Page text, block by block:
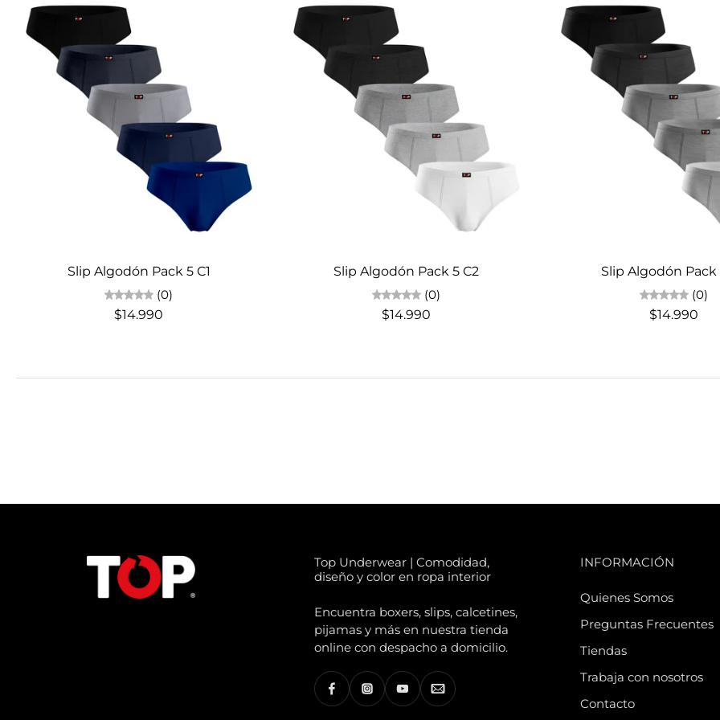
Slip Algodón Pack 5 C1
(0)
$14.990
Slip Algodón Pack 5 C2
(0)
$14.990
Slip Algodón Pack
(0)
$14.990
Top Underwear | Comodidad,
diseño y color en ropa interior
Encuentra boxers, slips, calcetines,
pijamas y más en nuestra tienda
online con despacho a domicilio.
INFORMACIÓN
Quienes Somos
Preguntas Frecuentes
Tiendas
Trabaja con nosotros
Contacto